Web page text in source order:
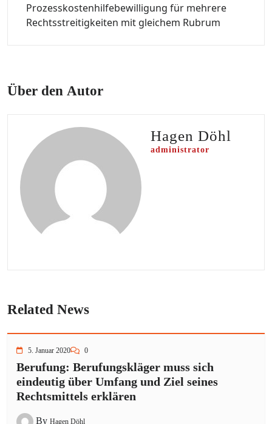
Prozesskostenhilfebewilligung für mehrere
Rechtsstreitigkeiten mit gleichem Rubrum
Über den Autor
Hagen Döhl
administrator
Related News
5. Januar 2020 0
Berufung: Berufungskläger muss sich
eindeutig über Umfang und Ziel seines
Rechtsmittels erklären
By Hagen Döhl